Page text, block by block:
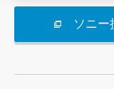
ソニー